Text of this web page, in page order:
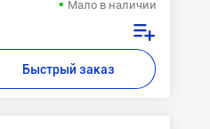
Мало в наличии
Быстрый заказ